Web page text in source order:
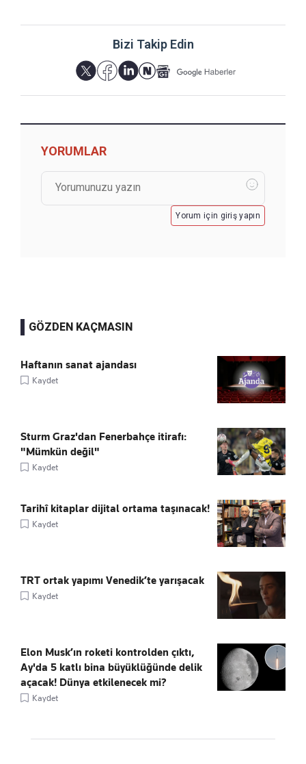
Bizi Takip Edin
YORUMLAR
Yorum için giriş yapın
GÖZDEN KAÇMASIN
Haftanın sanat ajandası
Kaydet
Sturm Graz'dan Fenerbahçe itirafı:
"Mümkün değil"
Kaydet
Tarihî kitaplar dijital ortama taşınacak!
Kaydet
TRT ortak yapımı Venedik’te yarışacak
Kaydet
Elon Musk’ın roketi kontrolden çıktı,
Ay'da 5 katlı bina büyüklüğünde delik
açacak! Dünya etkilenecek mi?
Kaydet